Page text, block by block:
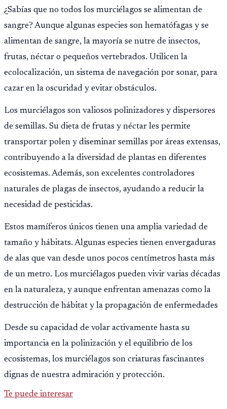
¿Sabías que no todos los murciélagos se alimentan de
sangre? Aunque algunas especies son hematófagas y se
alimentan de sangre, la mayoría se nutre de insectos,
frutas, néctar o pequeños vertebrados. Utilicen la
ecolocalización, un sistema de navegación por sonar, para
cazar en la oscuridad y evitar obstáculos.
Los murciélagos son valiosos polinizadores y dispersores
de semillas. Su dieta de frutas y néctar les permite
transportar polen y diseminar semillas por áreas extensas,
contribuyendo a la diversidad de plantas en diferentes
ecosistemas. Además, son excelentes controladores
naturales de plagas de insectos, ayudando a reducir la
necesidad de pesticidas.
Estos mamíferos únicos tienen una amplia variedad de
tamaño y hábitats. Algunas especies tienen envergaduras
de alas que van desde unos pocos centímetros hasta más
de un metro. Los murciélagos pueden vivir varias décadas
en la naturaleza, y aunque enfrentan amenazas como la
destrucción de hábitat y la propagación de enfermedades
Desde su capacidad de volar activamente hasta su
importancia en la polinización y el equilibrio de los
ecosistemas, los murciélagos son criaturas fascinantes
dignas de nuestra admiración y protección.
Te puede interesar